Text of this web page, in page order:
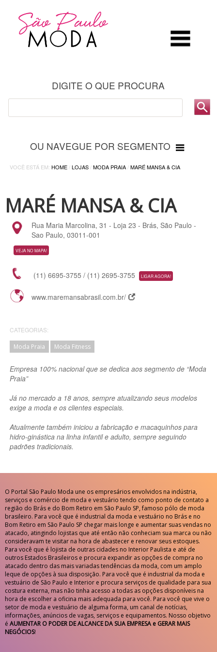
DIGITE O QUE PROCURA
OU NAVEGUE POR SEGMENTO
VOCÊ ESTÁ EM: HOME/LOJAS/MODA PRAIA/MARÉ MANSA & CIA
MARÉ MANSA & CIA
Rua Maria Marcolina, 31 - Loja 23 - Brás, São Paulo -
Sao Paulo, 03011-001
VEJA NO MAPA!
(11) 6695-3755 / (11) 2695-3755 LIGAR AGORA!
www.maremansabrasil.com.br/
CATEGORIAS:
Moda Praia Moda Fitness
Empresa 100% nacional que se dedica aos segmento de “Moda
Praia”
Já no mercado a 18 anos, sempre atualizando seus modelos
exige a moda e os clientes especiais.
Atualmente também iniciou a fabricação e macaquinhos para
hidro-ginástica na linha infantil e adulto, sempre seguindo
padrões tradicionais.
O Portal São Paulo Moda une os empresários envolvidos na indústria,
serviços e comércio de moda e vestuário tendo como ponto de contato a
região do Brás e do Bom Retiro em São Paulo SP, famoso pólo de moda
brasileiro. Para você que é industrial da moda e vestuário no Brás e no
Bom Retiro em São Paulo SP chegar mais longe e aumentar suas vendas no
atacado, atingindo lojistas que até então não conheciam sua marca ou não
consideravam te visitar na hora de abastecer e renovar seus estoques.
Para você que é lojista de outras cidades no Interior Paulista e até de
outros Estados Brasileiros e procura expandir as opções de compra no
atacado dentro das mais variadas tendências da moda, com um amplo
leque de opções à sua disposição. Para você que é industrial da moda e
vestuário de São Paulo e Interior e procura serviços de qualidade para sua
costura externa, mas não tinha acesso a todas as opções disponíveis na
hora de escolher a oficina mais adequada para você. Para você que vive o
setor de moda e vestuário de alguma forma, um canal de notícias,
informações, anúncios de vagas, serviços e equipamentos. Nosso objetivo
é AUMENTAR O PODER DE ALCANCE DA SUA EMPRESA e GERAR MAIS
NEGÓCIOS!